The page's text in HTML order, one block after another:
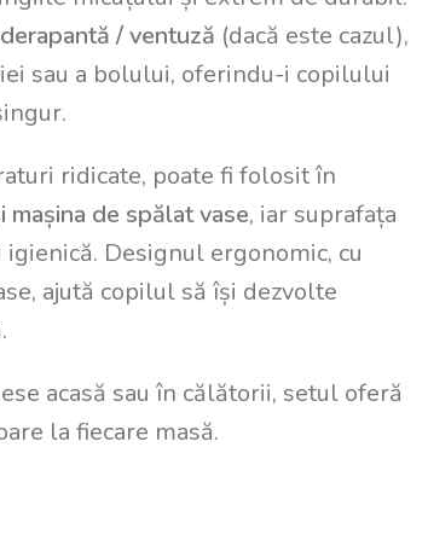
/ ventuză (dacă este cazul),
sau a bolului, oferindu-i copilului
ridicate, poate fi folosit în
de spălat vase, iar suprafața
Designul ergonomic, cu
ajută copilul să își dezvolte
acasă sau în călătorii, setul oferă
la fiecare masă.